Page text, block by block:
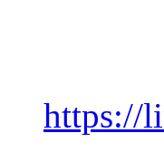
https://